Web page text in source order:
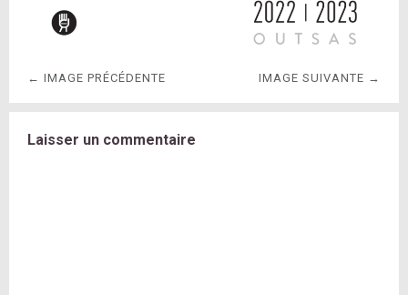
← IMAGE PRÉCÉDENTE IMAGE SUIVANTE →
Laisser un commentaire